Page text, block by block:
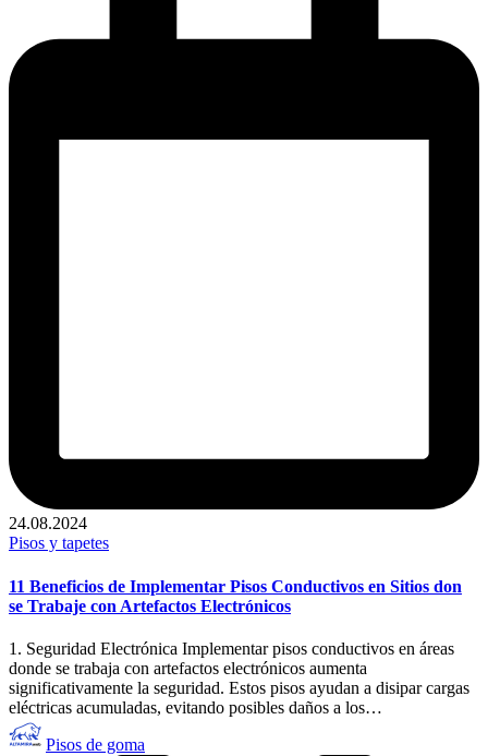
24.08.2024
Publicado
Pisos y tapetes
11 Beneficios de Implementar Pisos Conductivos en Sitios don
se Trabaje con Artefactos Electrónicos
1. Seguridad Electrónica Implementar pisos conductivos en áreas
donde se trabaja con artefactos electrónicos aumenta
significativamente la seguridad. Estos pisos ayudan a disipar cargas
eléctricas acumuladas, evitando posibles daños a los…
Publicado
por
Pisos de goma